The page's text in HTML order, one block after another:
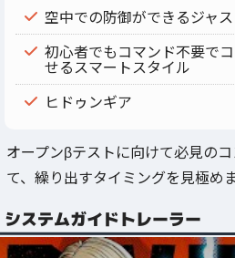
空中での防御ができるジャ
初心者でもコマンド不要で
せるスマートスタイル
ヒドゥンギア
オープンβテストに向けて必見の
て、繰り出すタイミングを見極め
システムガイドトレーラー